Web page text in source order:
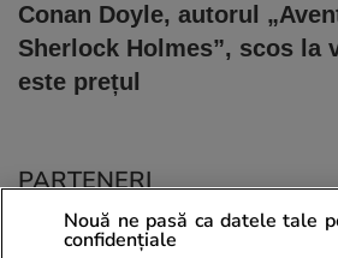
Conan Doyle, autorul
Sherlock Holmes”, scos la
este prețul
PARTENERI
Nouă ne pasă ca datele tale
confidențiale